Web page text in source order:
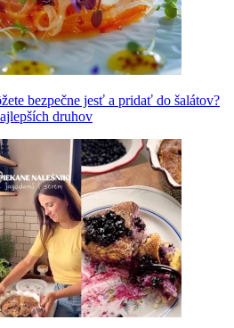
bezpečne jesť a pridať do šalátov?
druhov